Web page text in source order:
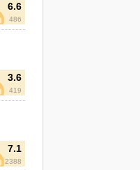
6.6
486
3.6
419
7.1
2388